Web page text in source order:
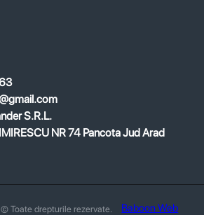
S.R.L.
NR 74 Pancota Jud Arad
© Toate drepturile rezervate.
Baboon Web